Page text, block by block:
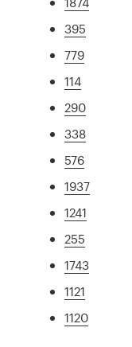
395
779
114
290
338
576
1937
1241
255
1743
1121
1120